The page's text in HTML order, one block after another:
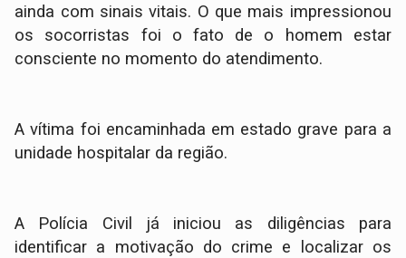
ainda com sinais vitais. O que mais impressionou
os socorristas foi o fato de o homem estar
consciente no momento do atendimento.
A vítima foi encaminhada em estado grave para a
unidade hospitalar da região.
A Polícia Civil já iniciou as diligências para
identificar a motivação do crime e localizar os